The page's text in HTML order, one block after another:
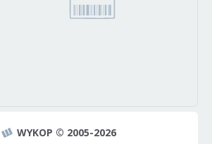
WYKOP © 2005-2026